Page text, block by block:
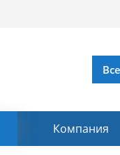
Компания